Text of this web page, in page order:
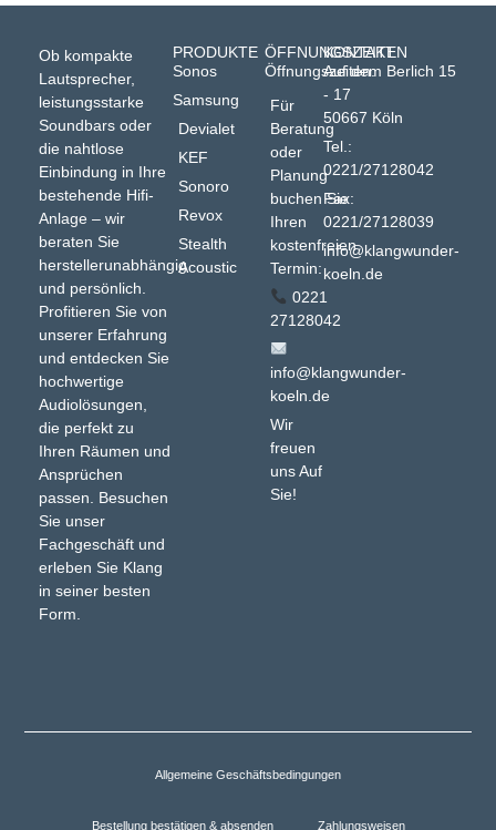
Ob kompakte
Lautsprecher,
leistungsstarke
Soundbars oder
die nahtlose
Einbindung in Ihre
bestehende Hifi-
Anlage – wir
beraten Sie
herstellerunabhängig
und persönlich.
Profitieren Sie von
unserer Erfahrung
und entdecken Sie
hochwertige
Audiolösungen,
die perfekt zu
Ihren Räumen und
Ansprüchen
passen. Besuchen
Sie unser
Fachgeschäft und
erleben Sie Klang
in seiner besten
Form.
PRODUKTE
Sonos
Samsung
Devialet
KEF
Sonoro
Revox
Stealth
Acoustic
ÖFFNUNGSZEITEN
Öffnungszeiten:
Für
Beratung
oder
Planung
buchen Sie
Ihren
kostenfreien
Termin:
0221
27128042
info@klangwunder-
koeln.de
Wir
freuen
uns Auf
Sie!
KONTAKT
Auf dem Berlich 15
- 17
50667 Köln
Tel.:
0221/27128042
Fax:
0221/27128039
info@klangwunder-
koeln.de
Allgemeine Geschäftsbedingungen
Bestellung bestätigen & absenden Zahlungsweisen